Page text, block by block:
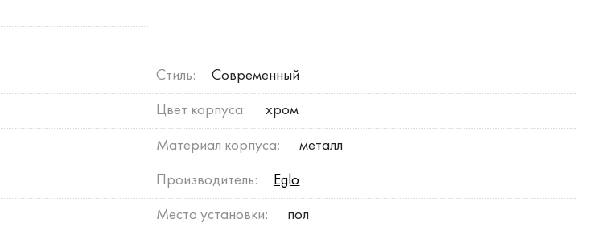
Стиль: Современный
Цвет корпуса: хром
Материал корпуса: металл
Производитель: Eglo
Место установки: пол